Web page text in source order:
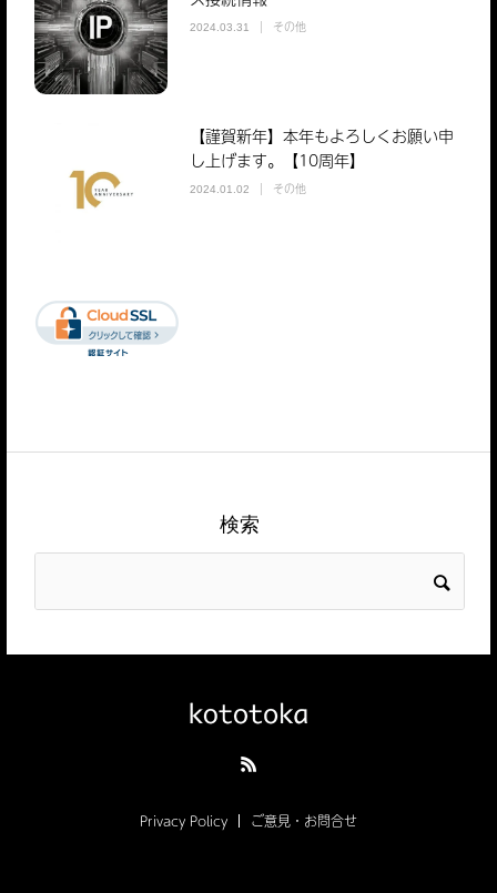
2024.03.31 その他
【謹賀新年】本年もよろしくお願い申
し上げます。【10周年】
2024.01.02 その他
検索
Privacy Policy ご意見・お問合せ